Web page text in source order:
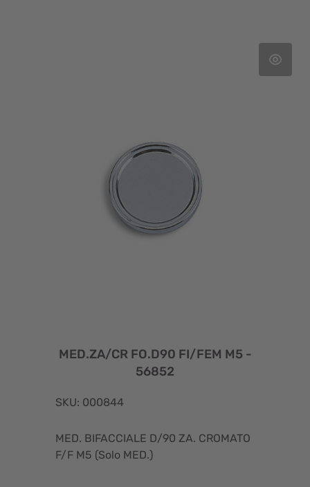
MED.ZA/CR FO.D90 FI/FEM M5 -
56852
SKU: 000844
MED. BIFACCIALE D/90 ZA. CROMATO
F/F M5 (Solo MED.)